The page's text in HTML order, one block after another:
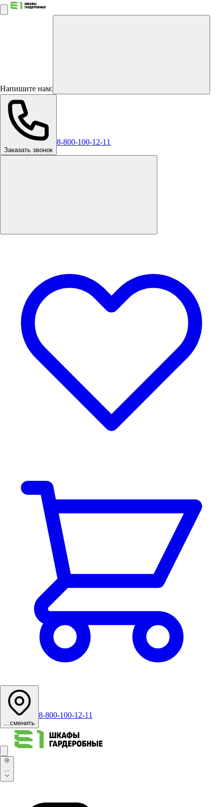
Напишите нам:
Заказать звонок
8-800-100-12-11
...сменить
8-800-100-12-11
...